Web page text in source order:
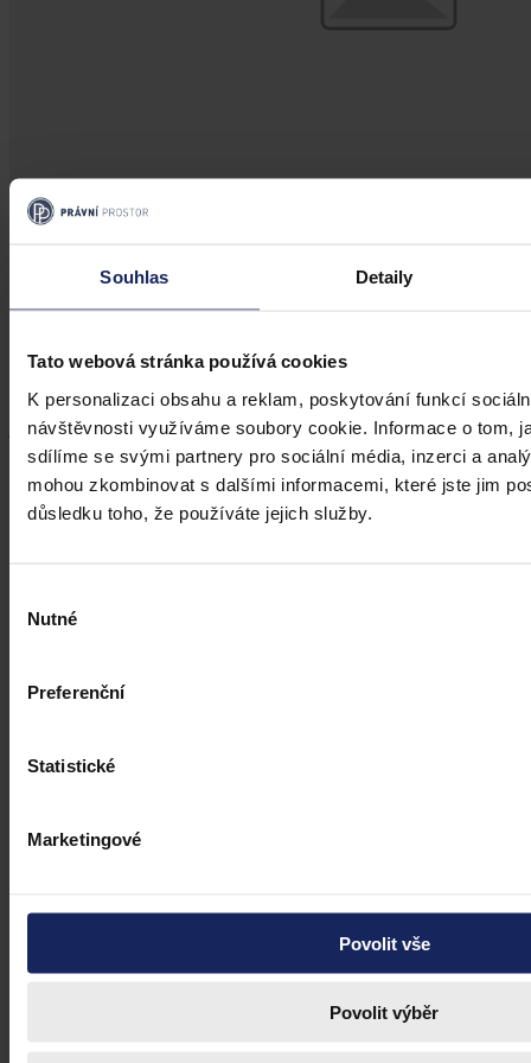
Souhlas Detaily
Tato webová stránka používá cookies
K personalizaci obsahu a reklam, poskytování funkcí
návštěvnosti využíváme soubory cookie. Informace o tom,
sdílíme se svými partnery pro sociální média, inzerci a
mohou zkombinovat s dalšími informacemi, které jste jim
důsledku toho, že používáte jejich služby.
souhlasu
Nutné
Preferenční
Statistické
Marketingové
Povolit vše
Povolit výběr
Brexit a práva k duševnímu vlastnictví
umožnila Spojenému království opustit EU dne 31. ledna 2020 a
Během této doby budou právní předpisy EU nadále fungovat stejně
jako ve Spojeném království. Systém duševního vlastnictví (IP)
bude pokračovat až do 31. prosince 2020.
JUDr. David Karabec, MPA, LL.M. • 13. dubna 2020, 22:00
Články
Visegrádská skupina a ochrana duševního